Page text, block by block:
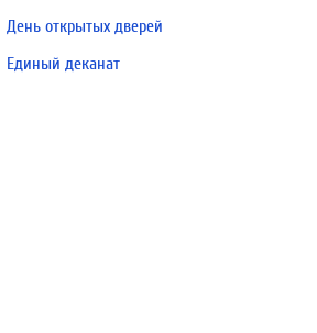
День открытых дверей
Единый деканат